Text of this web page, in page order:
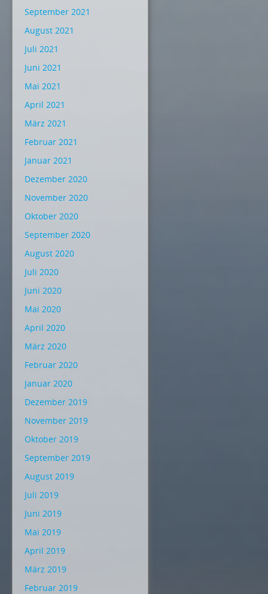
September 2021
August 2021
Juli 2021
Juni 2021
Mai 2021
April 2021
März 2021
Februar 2021
Januar 2021
Dezember 2020
November 2020
Oktober 2020
September 2020
August 2020
Juli 2020
Juni 2020
Mai 2020
April 2020
März 2020
Februar 2020
Januar 2020
Dezember 2019
November 2019
Oktober 2019
September 2019
August 2019
Juli 2019
Juni 2019
Mai 2019
April 2019
März 2019
Februar 2019